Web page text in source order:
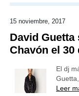
15 noviembre, 2017
David Guetta
Chavón el
El dj
Leer